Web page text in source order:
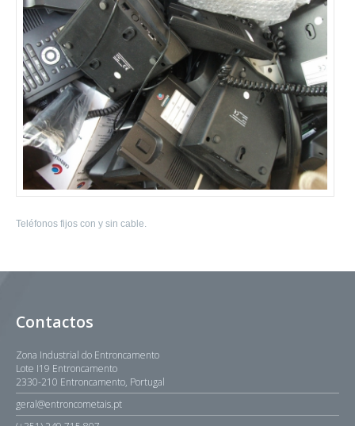
Teléfonos fijos con y sin cable.
Contactos
Zona Industrial do Entroncamento
Lote I19 Entroncamento
2330-210 Entroncamento, Portugal
geral@entroncometais.pt